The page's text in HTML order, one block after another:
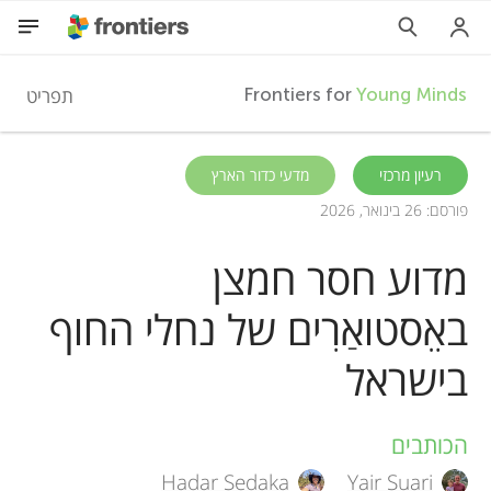
F
r
o
n
t
Frontiers forYoung Minds תפריט
השתתפות
רעיון מרכזי
מדעי כדור הארץ
פורסם: 26 בינואר, 2026
מדוע חסר חמצן
באֵסטואַרִים של נחלי החוף
בישראל
A
הכותבים
Yair Suari
Hadar Sedaka